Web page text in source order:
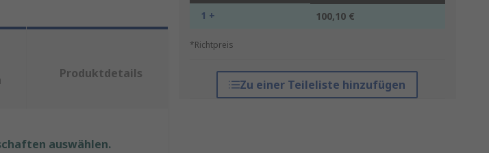
1 + 100,10 €
*Richtpreis
Zu einer Teileliste hinzufügen
Produktdetails
auswählen.